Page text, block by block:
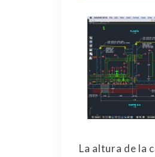
La altura de la